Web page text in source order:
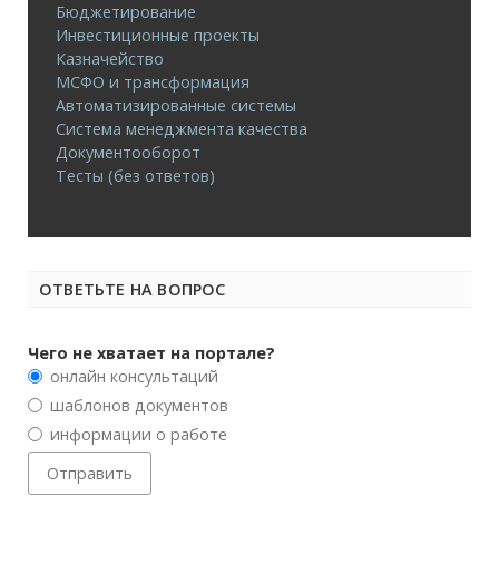
Бюджетирование
Инвестиционные проекты
Казначейство
МСФО и трансформация
Автоматизированные системы
Система менеджмента качества
Документооборот
Тесты (без ответов)
ОТВЕТЬТЕ НА ВОПРОС
Чего не хватает на портале?
онлайн консультаций
шаблонов документов
информации о работе